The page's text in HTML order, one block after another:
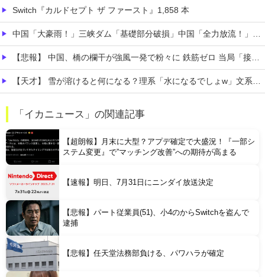
Switch『カルドセプト ザ ファースト』1,858 本
中国「大豪雨！」三峡ダム「基礎部分破損」中国「全力放流！」台風13号「中国上陸予測」台風15号「中国接近（画像」中国「台風同時上陸！（穀物生産が壊滅危機」→
【悲報】 中国、橋の欄干が強風一発で粉々に 鉄筋ゼロ 当局「接着剤でくっつけただけ」「正常で、品質問題はない」
【天才】 雪が溶けると何になる？理系「水になるでしょw」文系ワイ「はぁ～…」→結果ｗｗｗ
【悲報】 ロシアさん、国民の財産を没収しはじめるｗｗｗｗｗ
Powered by livedoor 相互RSS
「イカニュース」の関連記事
【超朗報】月末に大型？アプデ確定で大盛況！『一部シ
ステム変更』で”マッチング改善”への期待が高まる
【速報】明日、7月31日にニンダイ放送決定
【悲報】パート従業員(51)、小4のからSwitchを盗んで
逮捕
【悲報】任天堂法務部負ける、パワハラが確定